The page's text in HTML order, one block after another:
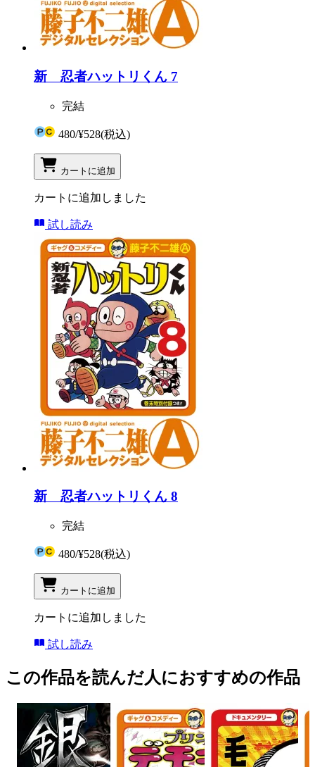
新 忍者ハットリくん 7
完結
480/¥528(税込)
カートに追加
カートに追加しました
試し読み
新 忍者ハットリくん 8
完結
480/¥528(税込)
カートに追加
カートに追加しました
試し読み
この作品を読んだ人におすすめの作品